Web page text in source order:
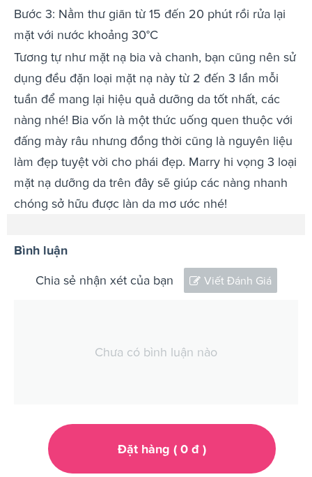
Bước 3: Nằm thư giãn từ 15 đến 20 phút rồi rửa lại
mặt với nước khoảng 30°C
Tương tự như mặt nạ bia và chanh, bạn cũng nên sử
dụng đều đặn loại mặt nạ này từ 2 đến 3 lần mỗi
tuần để mang lại hiệu quả dưỡng da tốt nhất, các
nàng nhé! Bia vốn là một thức uống quen thuộc với
đấng mày râu nhưng đồng thời cũng là nguyên liệu
làm đẹp tuyệt vời cho phái đẹp. Marry hi vọng 3 loại
mặt nạ dưỡng da trên đây sẽ giúp các nàng nhanh
chóng sở hữu được làn da mơ ước nhé!
Bình luận
Chia sẻ nhận xét của bạn Viết Đánh Giá
Chưa có bình luận nào
Đặt hàng ( 0đ )